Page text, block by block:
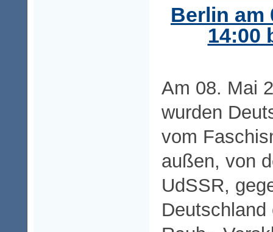
Berlin am
14:00
Am 08. Mai
wurden
vom
außen, von
UdSSR,